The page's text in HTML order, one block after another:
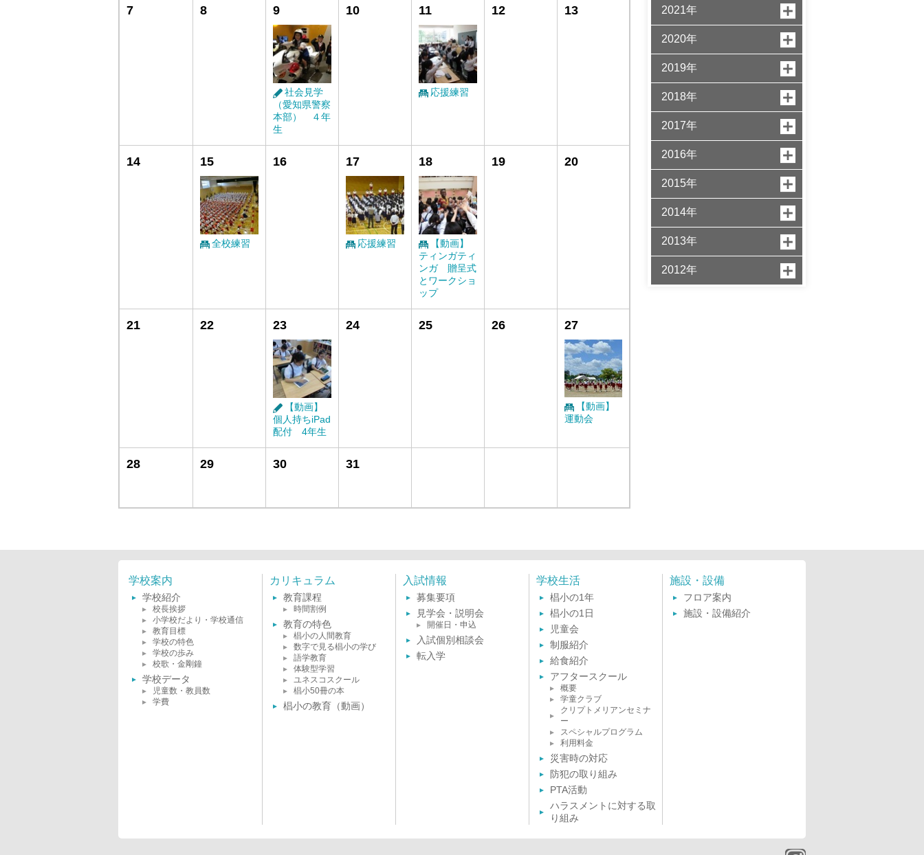
7 8 9
社会見学
（愛知県警察
本部） ４年
生
10 11
応援練習
12 13
14 15
全校練習
16 17
応援練習
18
【動画】
ティンガティ
ンガ 贈呈式
とワークショ
ップ
19 20
21 22 23
【動画】
個人持ちiPad
配付 4年生
24 25 26 27
【動画】
運動会
28 29 30 31
2021年
2020年
2019年
2018年
2017年
2016年
2015年
2014年
2013年
2012年
学校案内
学校紹介
校長挨拶
小学校だより・学校通信
教育目標
学校の特色
学校の歩み
校歌・金剛鐘
学校データ
児童数・教員数
学費
カリキュラム
教育課程
時間割例
教育の特色
椙小の人間教育
数字で見る椙小の学び
語学教育
体験型学習
ユネスコスクール
椙小50冊の本
椙小の教育（動画）
入試情報
募集要項
見学会・説明会
開催日・申込
入試個別相談会
転入学
学校生活
椙小の1年
椙小の1日
児童会
制服紹介
給食紹介
アフタースクール
概要
学童クラブ
クリプトメリアンセミナ
ー
スペシャルプログラム
利用料金
災害時の対応
防犯の取り組み
PTA活動
ハラスメントに対する取
り組み
施設・設備
フロア案内
施設・設備紹介